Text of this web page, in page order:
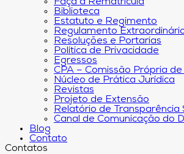
Biblioteca
Estatuto e Regimento
Regulamento
Resoluções e Portarias
Política de Privacidade
Egressos
CPA – Comissão Própria
Núcleo de Prática Jurídica
Revistas
Projeto de Extensão
Relatório de Transparência
Canal de Comunicação do
Blog
Contato
Contatos